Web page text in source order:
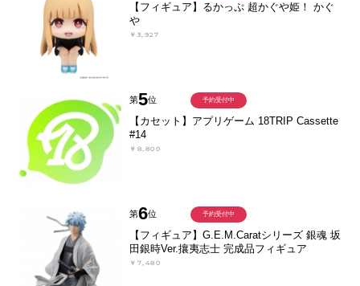
【フィギュア】るかっぷ 超かぐや姫！ かぐ
や
￥3,927
第5位
【カセット】アプリゲーム 18TRIP Cassette
#14
￥8,800
予約受付中
第6位
【フィギュア】G.E.M.Caratシリーズ 銀魂 坂
田銀時Ver.攘夷志士 完成品フィギュア
￥7,480
予約受付中